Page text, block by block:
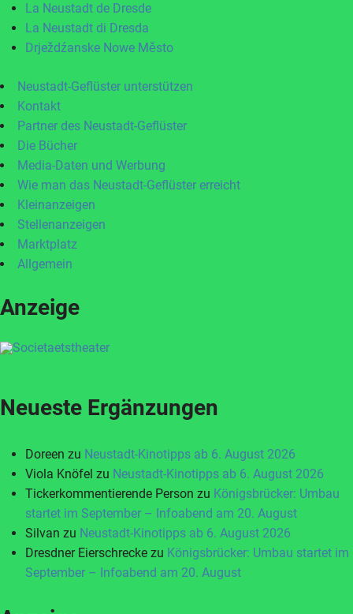
La Neustadt de Dresde
La Neustadt di Dresda
Drježdźanske Nowe Město
Neustadt-Geflüster unterstützen
Kontakt
Partner des Neustadt-Geflüster
Die Bücher
Media-Daten und Werbung
Wie man das Neustadt-Geflüster erreicht
Kleinanzeigen
Stellenanzeigen
Marktplatz
Allgemein
Anzeige
Neueste Ergänzungen
Doreen zu Neustadt-Kinotipps ab 6. August 2026
Viola Knöfel zu Neustadt-Kinotipps ab 6. August 2026
Tickerkommentierende Person zu Königsbrücker: Umbau
startet im September – Infoabend am 20. August
Silvan zu Neustadt-Kinotipps ab 6. August 2026
Dresdner Eierschrecke zu Königsbrücker: Umbau startet im
September – Infoabend am 20. August